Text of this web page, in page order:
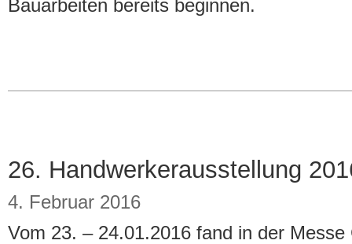
Bauarbeiten bereits beginnen.
26. Handwerkerausstellung
4. Februar 2016
Vom 23. – 24.01.2016 fand in der